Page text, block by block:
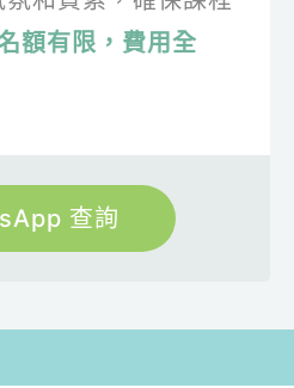
額有限，費用全
查詢